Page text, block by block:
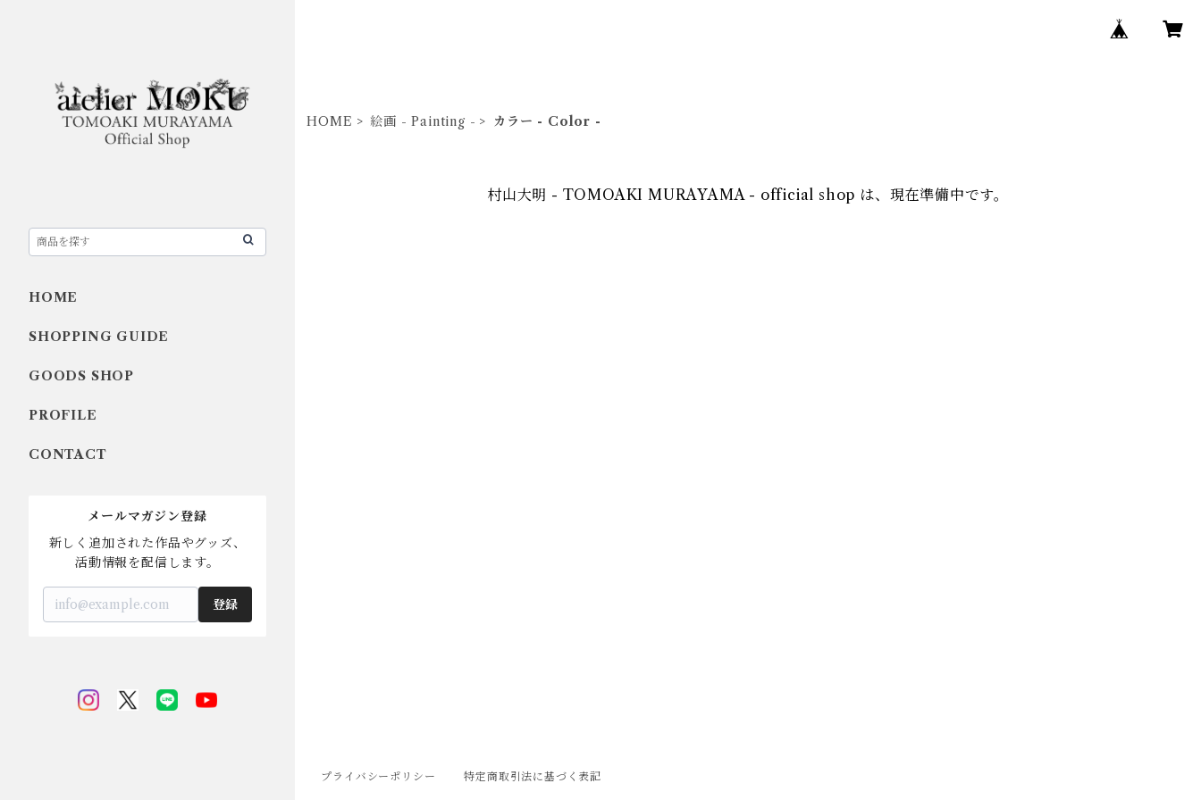
HOME 絵画 - Painting - カラー - Color -
村山大明 - TOMOAKI MURAYAMA - official shop は、現在準備中です。
HOME
SHOPPING GUIDE
GOODS SHOP
PROFILE
CONTACT
メールマガジン登録
新しく追加された作品やグッズ、
活動情報を配信します。
登録
プライバシーポリシー 特定商取引法に基づく表記